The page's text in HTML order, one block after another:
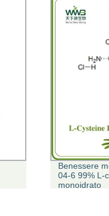
Benessere
04-6 99% L-
monoidrato